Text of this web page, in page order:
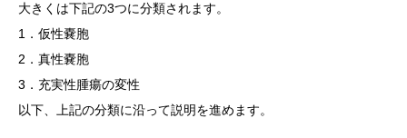
大きくは下記の3つに分類されます。
1．仮性嚢胞
2．真性嚢胞
3．充実性腫瘍の変性
以下、上記の分類に沿って説明を進めます。